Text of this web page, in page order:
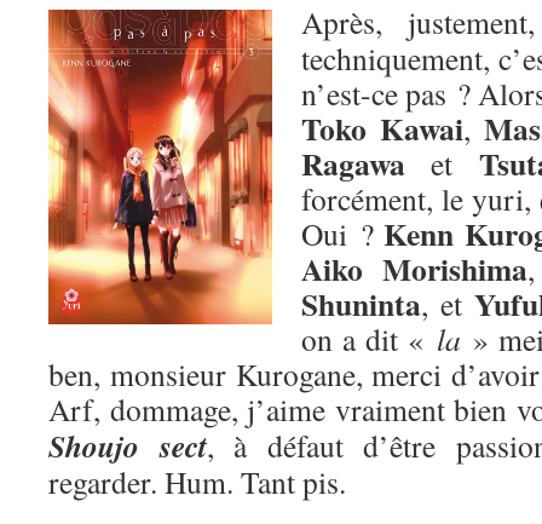
Après,
techniquement,
n’est-ce pas ?
Toko Kawai,
Ragawa et
forcément, le yuri,
Oui ?Kenn
Aiko Morishima
Shuninta, et
on a dit « la »
ben, monsieur Kurogane, merci
Arf, dommage, j’aime vraiment bien
Shoujo sect, à défaut d’être
regarder. Hum. Tant pis.